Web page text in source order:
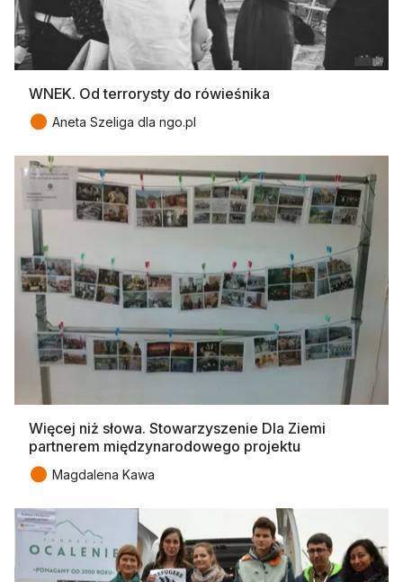
WNEK. Od terrorysty do rówieśnika
● Aneta Szeliga dla ngo.pl
Więcej niż słowa. Stowarzyszenie Dla Ziemi
partnerem międzynarodowego projektu
● Magdalena Kawa